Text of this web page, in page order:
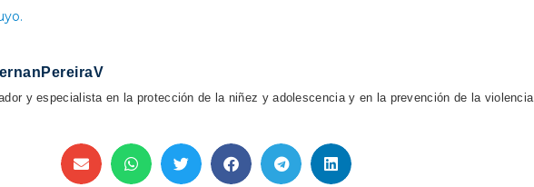
y especialista en la protección de la niñez y adolescencia y en la prevención de la violencia